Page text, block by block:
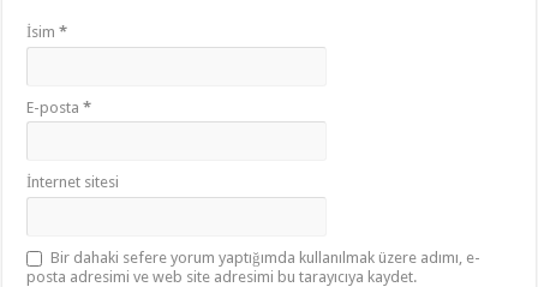
İsim*
E-posta*
İnternet sitesi
Bir dahaki sefere yorum yaptığımda kullanılmak üzere adımı, e-
posta adresimi ve web site adresimi bu tarayıcıya kaydet.